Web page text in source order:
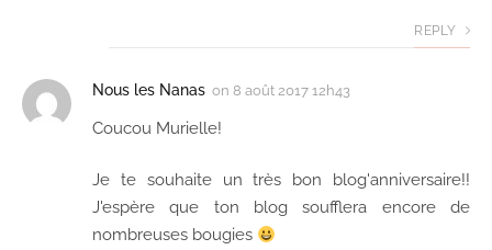
REPLY
Nous les Nanas on 8 août 2017 12h43
Coucou Murielle!
Je te souhaite un très bon blog'anniversaire!!
J'espère que ton blog soufflera encore de
nombreuses bougies